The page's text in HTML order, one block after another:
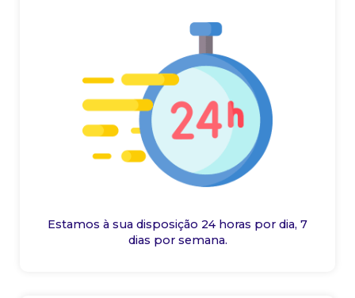
Estamos à sua disposição 24 horas por dia, 7
dias por semana.